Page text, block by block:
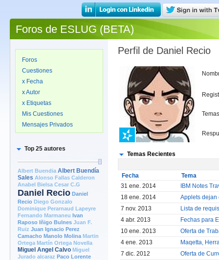
Foros de ESLUG (BETA)
Foros
Cuestiones
x Fecha
x Autor
x Etiquetas
Mis Cuestiones
Mensajes Privados
Top 25 autores
Albert Buendia Albert Buendía
Sales Alonso Fallas Calderon
Anabel Bielsa Cesar C.G
Daniel Recio Daniel
Recio Diego Gonzalo
Dominique Perarnaud Lapeyre
Fernando Marmaneu Ivan
Raposo Iñigo Bulnes Juan F.
Ruiz Juan Ignacio Perez
Camacho Manolo Molina Martin
Ortega Martín Ortega Novella
Miguel Angel Calvo Miguel
Jurado alcaraz Paco Lorente
Perfil de Daniel Recio
Temas Recientes
Fecha
Tema
31 ene. 2014
IBM Notes
18 ene. 2014
Applets dejan
7 nov. 2013
Lista de
4 abr. 2013
Fechas para
10 ene. 2013
Oferta de
4 ene. 2013
Maqetta,
7 dic. 2012
Oferta de